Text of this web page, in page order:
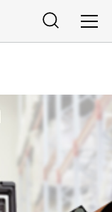
Buscar